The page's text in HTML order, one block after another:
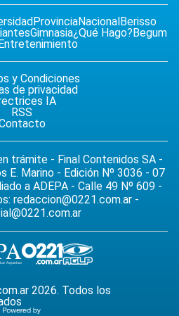
ProvinciaNacionalBerisso
Gimnasia¿Qué Hago?Begum
y Condiciones
de privacidad
IA
RSS
trámite - Final Contenidos SA -
E. Marino - Edición Nº 3036 - 07
a ADEPA - Calle 49 Nº 609 -
redaccion@0221.com.ar -
2026. Todos los